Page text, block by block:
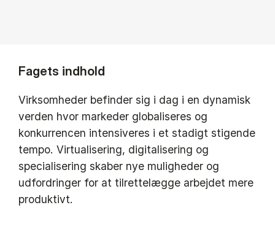
Fagets indhold
Virksomheder befinder sig i dag i en dynamisk
verden hvor markeder globaliseres og
konkurrencen intensiveres i et stadigt stigende
tempo. Virtualisering, digitalisering og
specialisering skaber nye muligheder og
udfordringer for at tilrettelægge arbejdet mere
produktivt.